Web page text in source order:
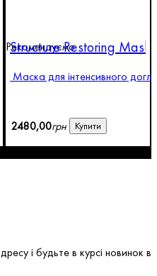
Рекомендуємо
Structure Restoring Mask
Маска для інтенсивного
2480,00грн Купити
і будьте в курсі новинок в